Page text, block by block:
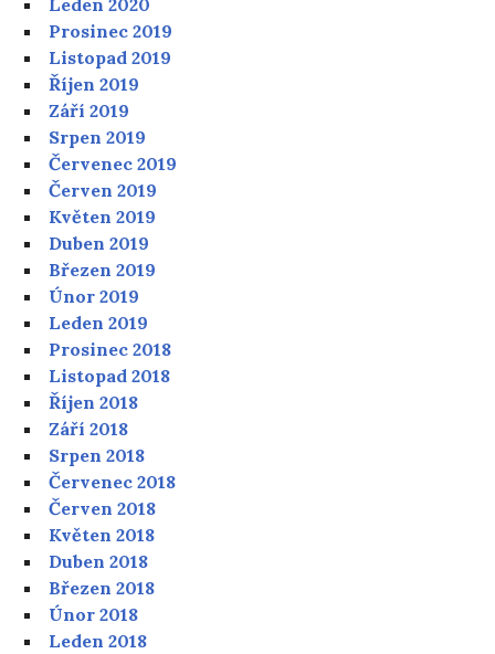
Leden 2020
Prosinec 2019
Listopad 2019
Říjen 2019
Září 2019
Srpen 2019
Červenec 2019
Červen 2019
Květen 2019
Duben 2019
Březen 2019
Únor 2019
Leden 2019
Prosinec 2018
Listopad 2018
Říjen 2018
Září 2018
Srpen 2018
Červenec 2018
Červen 2018
Květen 2018
Duben 2018
Březen 2018
Únor 2018
Leden 2018